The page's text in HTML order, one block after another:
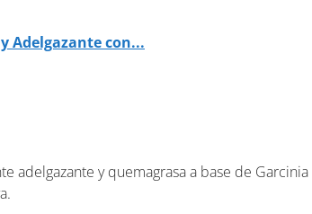
Adelgazante con...
adelgazante y quemagrasa a base de